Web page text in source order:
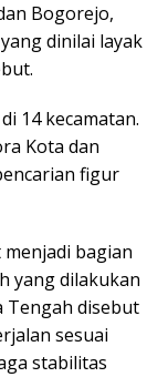
Bogorejo,
dinilai layak
14 kecamatan.
Kota dan
figur
bagian
yang dilakukan
Tengah disebut
sesuai
stabilitas